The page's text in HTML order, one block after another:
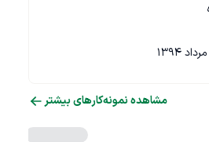
مشاهده نمونه‌کارهای بیشتر